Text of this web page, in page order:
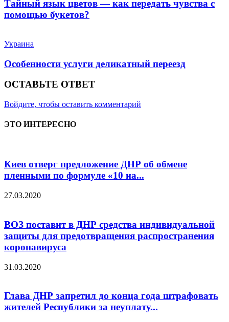
Тайный язык цветов — как передать чувства с
помощью букетов?
Украина
Особенности услуги деликатный переезд
ОСТАВЬТЕ ОТВЕТ
Войдите, чтобы оставить комментарий
ЭТО ИНТЕРЕСНО
Киев отверг предложение ДНР об обмене
пленными по формуле «10 на...
27.03.2020
ВОЗ поставит в ДНР средства индивидуальной
защиты для предотвращения распространения
коронавируса
31.03.2020
Глава ДНР запретил до конца года штрафовать
жителей Республики за неуплату...